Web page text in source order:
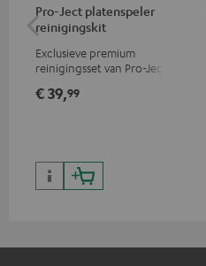
Pro-Ject platenspeler
reinigingskit
Exclusieve premium
reinigingsset van Pro-Ject
platenspelers, alleen
€ 39,99